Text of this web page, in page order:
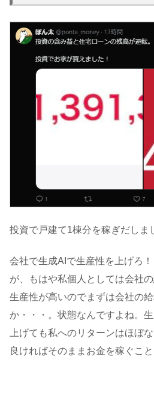
投資で戸建て1棟分を稼ぎだしま
会社で生成AIで生産性を上げろ
が、もはや私個人としては会社
生産性が高いのでまずは会社の
か・・・。状態なんですよね。
上げても私へのリターンはほぼ
良ければそのままお金を稼ぐこ